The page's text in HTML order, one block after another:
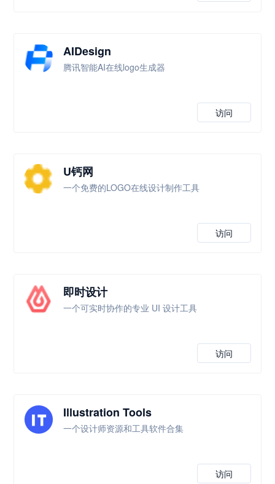
AIDesign
腾讯智能AI在线logo生成器
访问
U钙网
一个免费的LOGO在线设计制作工具
访问
即时设计
一个可实时协作的专业 UI 设计工具
访问
Illustration Tools
一个设计师资源和工具软件合集
访问